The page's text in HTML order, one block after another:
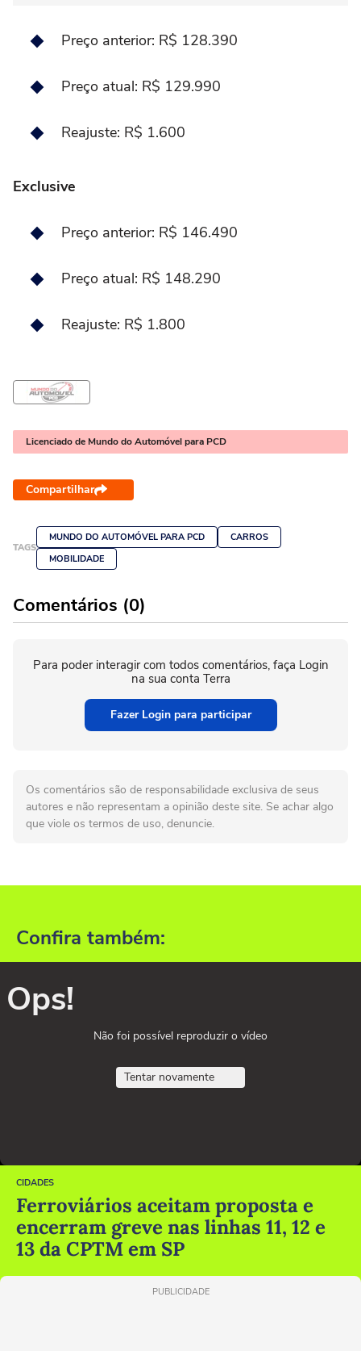
Preço anterior: R$ 128.390
Preço atual: R$ 129.990
Reajuste: R$ 1.600
Exclusive
Preço anterior: R$ 146.490
Preço atual: R$ 148.290
Reajuste: R$ 1.800
Licenciado de Mundo do Automóvel para PCD
Compartilhar
TAGS
MUNDO DO AUTOMÓVEL PARA PCD
CARROS
MOBILIDADE
Comentários (0)
Para poder interagir com todos comentários, faça Login
na sua conta Terra
Fazer Login para participar
Os comentários são de responsabilidade exclusiva de seus
autores e não representam a opinião deste site. Se achar algo
que viole os termos de uso, denuncie.
Confira também:
Ops!
Não foi possível reproduzir o vídeo
Tentar novamente
CIDADES
Ferroviários aceitam proposta e
encerram greve nas linhas 11, 12 e
13 da CPTM em SP
PUBLICIDADE